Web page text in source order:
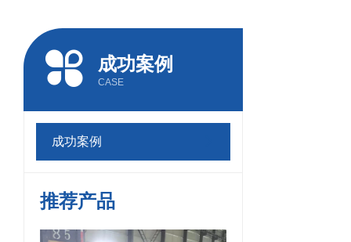
成功案例
CASE
成功案例
推荐产品